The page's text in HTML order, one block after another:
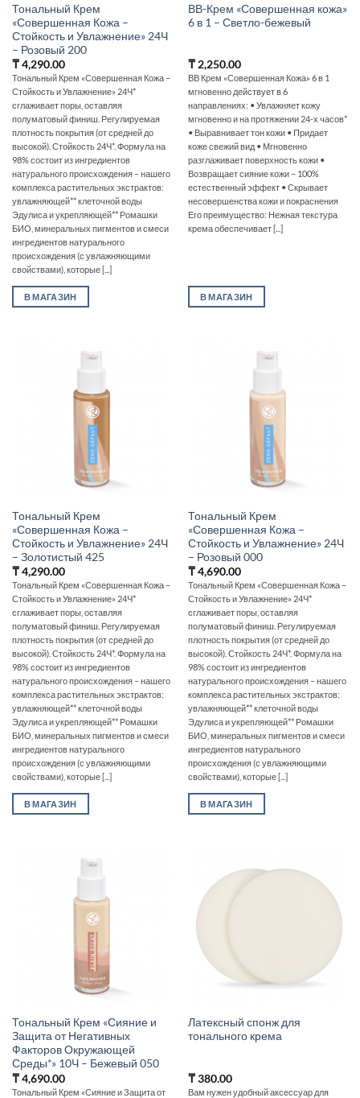
Тональный Крем
«Совершенная Кожа –
Стойкость и Увлажнение» 24Ч
– Розовый 200
₸4,290.00
Тональный Крем «Совершенная Кожа –
Стойкость и Увлажнение» 24Ч*
сглаживает поры, оставляя
полуматовый финиш. Регулируемая
плотность покрытия (от средней до
высокой). Стойкость 24Ч*. Формула на
98% состоит из ингредиентов
натурального происхождения – нашего
комплекса растительных экстрактов:
увлажняющей** клеточной воды
Эдулиса и укрепляющей** Ромашки
БИО, минеральных пигментов и смеси
ингредиентов натурального
происхождения (с увлажняющими
свойствами), которые [...]
В МАГАЗИН
ВВ-Крем «Совершенная кожа»
6 в 1 – Светло-бежевый
₸2,250.00
ВВ Крем «Совершенная Кожа» 6 в 1
мгновенно действует в 6
направлениях: • Увлажняет кожу
мгновенно и на протяжении 24-х часов*
• Выравнивает тон кожи • Придает
коже свежий вид • Мгновенно
разглаживает поверхность кожи •
Возвращает сияние кожи – 100%
естественный эффект • Скрывает
несовершенства кожи и покраснения
Его преимущество: Нежная текстура
крема обеспечивает [...]
В МАГАЗИН
Тональный Крем
«Совершенная Кожа –
Стойкость и Увлажнение» 24Ч
– Золотистый 425
₸4,290.00
Тональный Крем «Совершенная Кожа –
Стойкость и Увлажнение» 24Ч*
сглаживает поры, оставляя
полуматовый финиш. Регулируемая
плотность покрытия (от средней до
высокой). Стойкость 24Ч*. Формула на
98% состоит из ингредиентов
натурального происхождения – нашего
комплекса растительных экстрактов:
увлажняющей** клеточной воды
Эдулиса и укрепляющей** Ромашки
БИО, минеральных пигментов и смеси
ингредиентов натурального
происхождения (с увлажняющими
свойствами), которые [...]
В МАГАЗИН
Тональный Крем
«Совершенная Кожа –
Стойкость и Увлажнение» 24Ч
– Розовый 000
₸4,690.00
Тональный Крем «Совершенная Кожа –
Стойкость и Увлажнение» 24Ч*
сглаживает поры, оставляя
полуматовый финиш. Регулируемая
плотность покрытия (от средней до
высокой). Стойкость 24Ч*. Формула на
98% состоит из ингредиентов
натурального происхождения – нашего
комплекса растительных экстрактов:
увлажняющей** клеточной воды
Эдулиса и укрепляющей** Ромашки
БИО, минеральных пигментов и смеси
ингредиентов натурального
происхождения (с увлажняющими
свойствами), которые [...]
В МАГАЗИН
Тональный Крем «Сияние и
Защита от Негативных
Факторов Окружающей
Среды*» 10Ч – Бежевый 050
₸4,690.00
Тональный Крем «Сияние и Защита от
Латексный спонж для
тонального крема
₸380.00
Вам нужен удобный аксессуар для